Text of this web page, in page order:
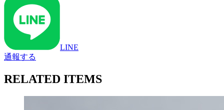
LINE
通報する
RELATED ITEMS